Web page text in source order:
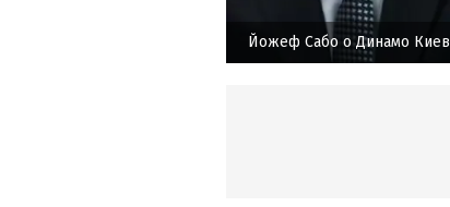
Йожеф Сабо о Динамо Киев